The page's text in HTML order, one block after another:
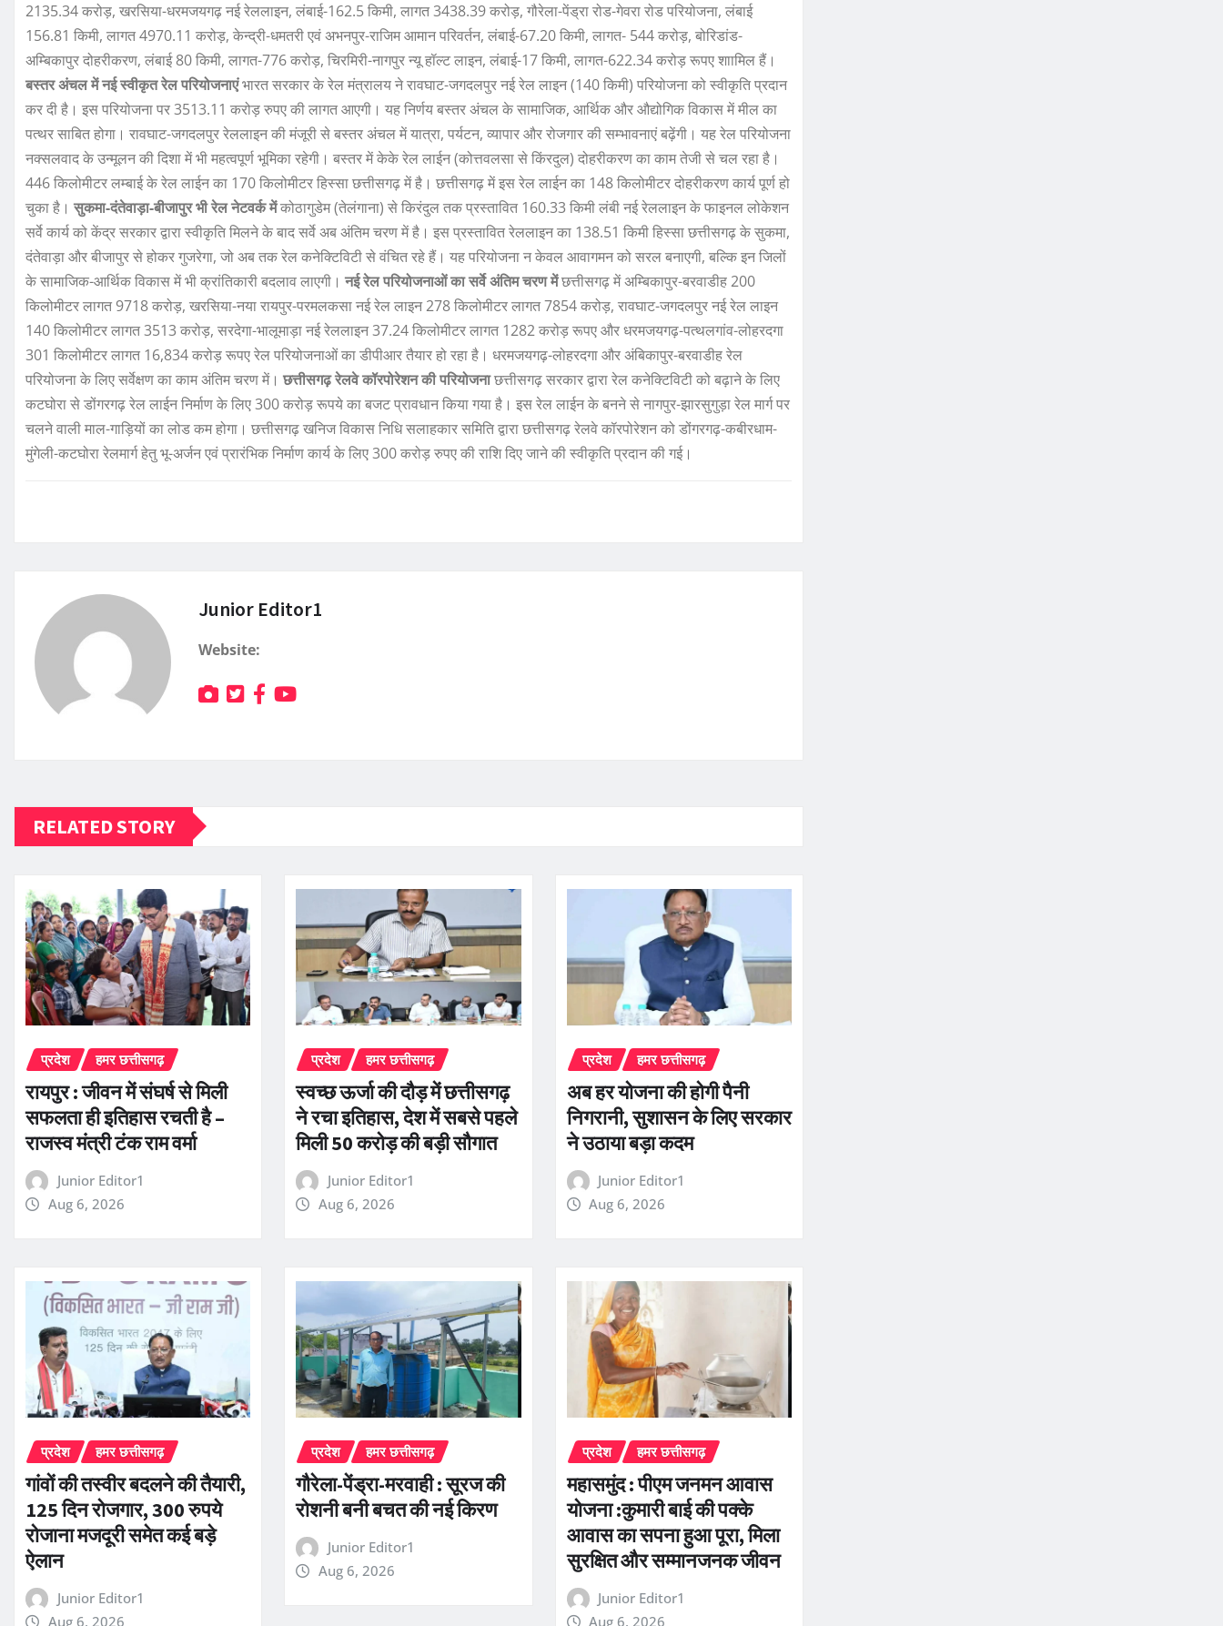
2135.34 करोड़, खरसिया-धरमजयगढ़ नई रेललाइन, लंबाई-162.5 किमी, लागत 3438.39 करोड़, गौरेला-पेंड्रा रोड-गेवरा रोड परियोजना, लंबाई
156.81 किमी, लागत 4970.11 करोड़, केन्द्री-धमतरी एवं अभनपुर-राजिम आमान परिवर्तन, लंबाई-67.20 किमी, लागत- 544 करोड़, बोरिडांड-
अम्बिकापुर दोहरीकरण, लंबाई 80 किमी, लागत-776 करोड़, चिरमिरी-नागपुर न्यू हॉल्ट लाइन, लंबाई-17 किमी, लागत-622.34 करोड़ रूपए शाामिल हैं।
बस्तर अंचल में नई स्वीकृत रेल परियोजनाएंभारत सरकार के रेल मंत्रालय ने रावघाट-जगदलपुर नई रेल लाइन (140 किमी) परियोजना को स्वीकृति प्रदान
कर दी है। इस परियोजना पर 3513.11 करोड़ रुपए की लागत आएगी। यह निर्णय बस्तर अंचल के सामाजिक, आर्थिक और औद्योगिक विकास में मील का
पत्थर साबित होगा। रावघाट-जगदलपुर रेललाइन की मंजूरी से बस्तर अंचल में यात्रा, पर्यटन, व्यापार और रोजगार की सम्भावनाएं बढ़ेंगी। यह रेल परियोजना
नक्सलवाद के उन्मूलन की दिशा में भी महत्वपूर्ण भूमिका रहेगी। बस्तर में केके रेल लाईन (कोत्तवलसा से किंरदुल) दोहरीकरण का काम तेजी से चल रहा है।
446 किलोमीटर लम्बाई के रेल लाईन का 170 किलोमीटर हिस्सा छत्तीसगढ़ में है। छत्तीसगढ़ में इस रेल लाईन का 148 किलोमीटर दोहरीकरण कार्य पूर्ण हो
चुका है। सुकमा-दंतेवाड़ा-बीजापुर भी रेल नेटवर्क मेंकोठागुडेम (तेलंगाना) से किरंदुल तक प्रस्तावित 160.33 किमी लंबी नई रेललाइन के फाइनल लोकेशन
सर्वे कार्य को केंद्र सरकार द्वारा स्वीकृति मिलने के बाद सर्वे अब अंतिम चरण में है। इस प्रस्तावित रेललाइन का 138.51 किमी हिस्सा छत्तीसगढ़ के सुकमा,
दंतेवाड़ा और बीजापुर से होकर गुजरेगा, जो अब तक रेल कनेक्टिविटी से वंचित रहे हैं। यह परियोजना न केवल आवागमन को सरल बनाएगी, बल्कि इन जिलों
के सामाजिक-आर्थिक विकास में भी क्रांतिकारी बदलाव लाएगी। नई रेल परियोजनाओं का सर्वे अंतिम चरण मेंछत्तीसगढ़ में अम्बिकापुर-बरवाडीह 200
किलोमीटर लागत 9718 करोड़, खरसिया-नया रायपुर-परमलकसा नई रेल लाइन 278 किलोमीटर लागत 7854 करोड़, रावघाट-जगदलपुर नई रेल लाइन
140 किलोमीटर लागत 3513 करोड़, सरदेगा-भालूमाड़ा नई रेललाइन 37.24 किलोमीटर लागत 1282 करोड़ रूपए और धरमजयगढ़-पत्थलगांव-लोहरदगा
301 किलोमीटर लागत 16,834 करोड़ रूपए रेल परियोजनाओं का डीपीआर तैयार हो रहा है। धरमजयगढ़-लोहरदगा और अंबिकापुर-बरवाडीह रेल
परियोजना के लिए सर्वेक्षण का काम अंतिम चरण में। छत्तीसगढ़ रेलवे कॉरपोरेशन की परियोजनाछत्तीसगढ़ सरकार द्वारा रेल कनेक्टिविटी को बढ़ाने के लिए
कटघोरा से डोंगरगढ़ रेल लाईन निर्माण के लिए 300 करोड़ रूपये का बजट प्रावधान किया गया है। इस रेल लाईन के बनने से नागपुर-झारसुगुड़ा रेल मार्ग पर
चलने वाली माल-गाड़ियों का लोड कम होगा। छत्तीसगढ़ खनिज विकास निधि सलाहकार समिति द्वारा छत्तीसगढ़ रेलवे कॉरपोरेशन को डोंगरगढ़-कबीरधाम-
मुंगेली-कटघोरा रेलमार्ग हेतु भू-अर्जन एवं प्रारंभिक निर्माण कार्य के लिए 300 करोड़ रुपए की राशि दिए जाने की स्वीकृति प्रदान की गई।
Junior Editor1
Website:
RELATED STORY
प्रदेश हमर छत्तीसगढ़
रायपुर : जीवन में संघर्ष से मिली
सफलता ही इतिहास रचती है –
राजस्व मंत्री टंक राम वर्मा
Junior Editor1
Aug 6, 2026
प्रदेश हमर छत्तीसगढ़
स्वच्छ ऊर्जा की दौड़ में छत्तीसगढ़
ने रचा इतिहास, देश में सबसे पहले
मिली 50 करोड़ की बड़ी सौगात
Junior Editor1
Aug 6, 2026
प्रदेश हमर छत्तीसगढ़
अब हर योजना की होगी पैनी
निगरानी, सुशासन के लिए सरकार
ने उठाया बड़ा कदम
Junior Editor1
Aug 6, 2026
प्रदेश हमर छत्तीसगढ़
गांवों की तस्वीर बदलने की तैयारी,
125 दिन रोजगार, 300 रुपये
रोजाना मजदूरी समेत कई बड़े
ऐलान
Junior Editor1
Aug 6, 2026
प्रदेश हमर छत्तीसगढ़
गौरेला-पेंड्रा-मरवाही : सूरज की
रोशनी बनी बचत की नई किरण
Junior Editor1
Aug 6, 2026
प्रदेश हमर छत्तीसगढ़
महासमुंद : पीएम जनमन आवास
योजना :कुमारी बाई की पक्के
आवास का सपना हुआ पूरा, मिला
सुरक्षित और सम्मानजनक जीवन
Junior Editor1
Aug 6, 2026